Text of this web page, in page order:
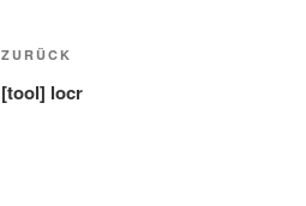
Beitragsnavigation
Vorheriger
Beitrag
ZURÜCK
[tool] locr